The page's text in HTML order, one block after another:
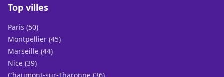
Top villes
Paris (50)
Montpellier (45)
Marseille (44)
Nice (39)